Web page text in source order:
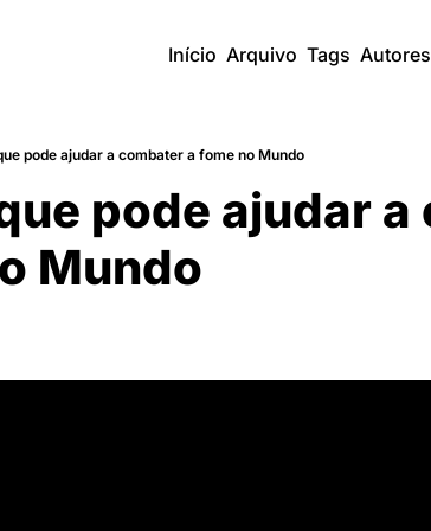
Início Arquivo Tags Autores
pode ajudar a combater a fome no Mundo
pode ajudar a
Mundo